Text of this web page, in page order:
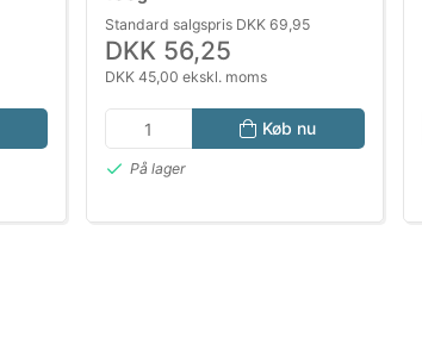
Standard salgspris DKK 69,95
DKK 56,25
DKK 45,00 ekskl. moms
Køb nu
På lager